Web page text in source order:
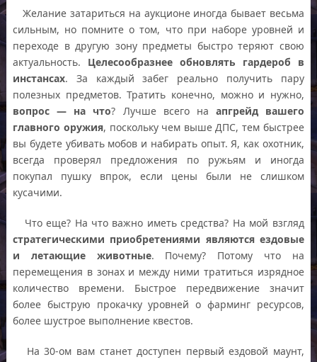
Желание затариться на аукционе иногда бывает весьма
сильным, но помните о том, что при наборе уровней и
переходе в другую зону предметы быстро теряют свою
актуальность. Целесообразнее обновлять гардероб в
инстансах. За каждый забег реально получить пару
полезных предметов. Тратить конечно, можно и нужно,
вопрос — на что? Лучше всего на апгрейд вашего
главного оружия, поскольку чем выше ДПС, тем быстрее
вы будете убивать мобов и набирать опыт. Я, как охотник,
всегда проверял предложения по ружьям и иногда
покупал пушку впрок, если цены были не слишком
кусачими.
Что еще? На что важно иметь средства? На мой взгляд
стратегическими приобретениями являются ездовые
и летающие животные. Почему? Потому что на
перемещения в зонах и между ними тратиться изрядное
количество времени. Быстрое передвижение значит
более быструю прокачку уровней о фарминг ресурсов,
более шустрое выполнение квестов.
На 30-ом вам станет доступен первый ездовой маунт,